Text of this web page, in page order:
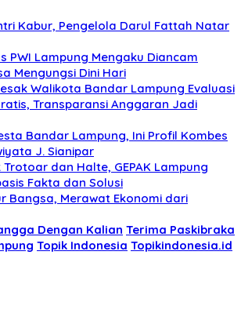
Kabur, Pengelola Darul Fattah Natar
PWI Lampung Mengaku Diancam
Mengungsi Dini Hari
Walikota Bandar Lampung Evaluasi
Transparansi Anggaran Jadi
Bandar Lampung, Ini Profil Kombes
J. Sianipar
Trotoar dan Halte, GEPAK Lampung
Fakta dan Solusi
Bangsa, Merawat Ekonomi dari
Dengan Kalian Terima Paskibraka
Topik Indonesia Topikindonesia.id